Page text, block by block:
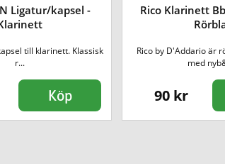
Ligatur/kapsel -
till klarinett. Klassisk
r...
Köp
Rico Klarinett
Rico by D'Addario är
med
90 kr